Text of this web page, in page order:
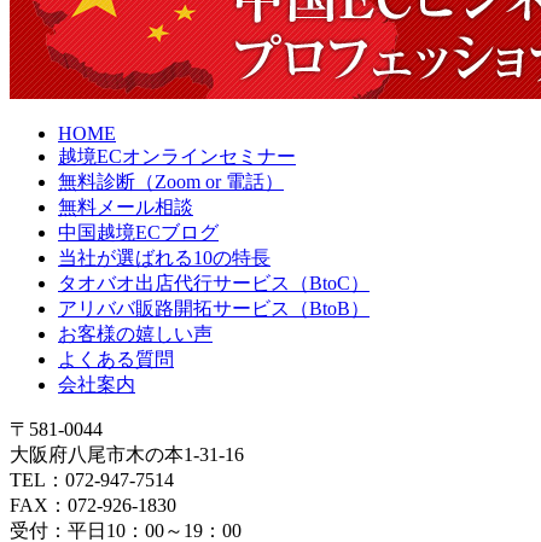
HOME
越境ECオンラインセミナー
無料診断（Zoom or 電話）
無料メール相談
中国越境ECブログ
当社が選ばれる10の特長
タオバオ出店代行サービス（BtoC）
アリババ販路開拓サービス（BtoB）
お客様の嬉しい声
よくある質問
会社案内
〒581-0044
大阪府八尾市木の本1-31-16
TEL：072-947-7514
FAX：072-926-1830
受付：平日10：00～19：00